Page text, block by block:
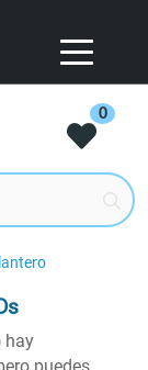
0
hay